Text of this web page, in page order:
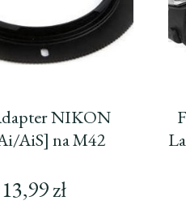
NIKON
AiS] na M42
13,99zł